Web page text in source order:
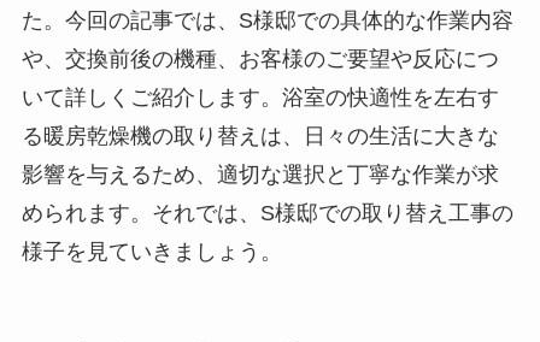
た。今回の記事では、S様邸での具体的な作業内容
や、交換前後の機種、お客様のご要望や反応につ
いて詳しくご紹介します。浴室の快適性を左右す
る暖房乾燥機の取り替えは、日々の生活に大きな
影響を与えるため、適切な選択と丁寧な作業が求
められます。それでは、S様邸での取り替え工事の
様子を見ていきましょう。